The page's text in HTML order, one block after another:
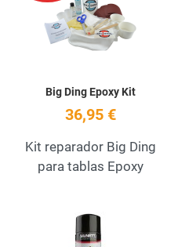
Quick View
Big Ding Epoxy Kit
36,95 €
Kit reparador Big Ding
para tablas Epoxy
Add to Wishlist